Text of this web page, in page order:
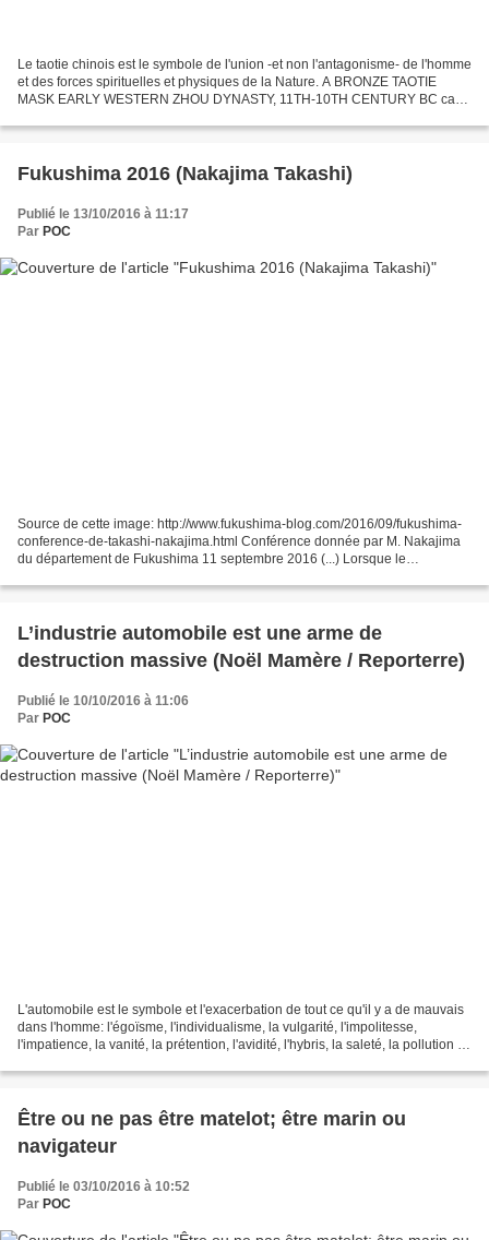
Le taotie chinois est le symbole de l'union -et non l'antagonisme- de l'homme
et des forces spirituelles et physiques de la Nature. A BRONZE TAOTIE
MASK EARLY WESTERN ZHOU DYNASTY, 11TH-10TH CENTURY BC cast
Fukushima 2016 (Nakajima Takashi)
Publié le 13/10/2016 à 11:17
Par POC
Source de cette image: http://www.fukushima-blog.com/2016/09/fukushima-
conference-de-takashi-nakajima.html Conférence donnée par M. Nakajima
du département de Fukushima 11 septembre 2016 (...) Lorsque le
L’industrie automobile est une arme de
destruction massive (Noël Mamère / Reporterre)
Publié le 10/10/2016 à 11:06
Par POC
L'automobile est le symbole et l'exacerbation de tout ce qu'il y a de mauvais
dans l'homme: l'égoïsme, l'individualisme, la vulgarité, l'impolitesse,
l'impatience, la vanité, la prétention, l'avidité, l'hybris, la saleté, la pollution et
Être ou ne pas être matelot; être marin ou
navigateur
Publié le 03/10/2016 à 10:52
Par POC